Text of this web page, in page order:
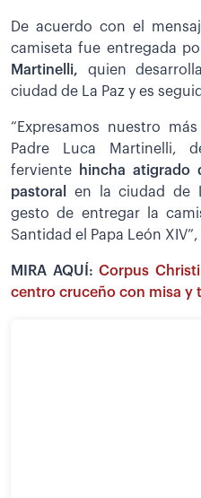
De acuerdo con el
camiseta fue entregada
Martinelli, quien
ciudad de La Paz y es
“Expresamos nuestro
Padre Luca Martinelli,
ferviente
hincha atigrado
pastoral
en la ciudad de
gesto de entregar la
Santidad el Papa León
MIRA AQUÍ:Corpus
centro cruceño con misa y